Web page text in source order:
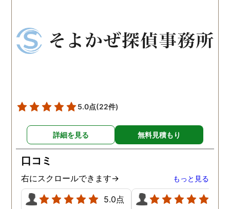
5.0点(22件)
詳細を見る 無料見積もり
口コミ
右にスクロールできます→ もっと見る
5.0点